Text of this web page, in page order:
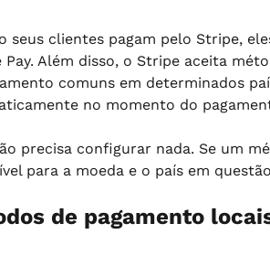
seus clientes pagam pelo Stripe,
Pay. Além disso, o Stripe aceita
comuns em determinados
no momento do
precisa configurar nada. Se um
para a moeda e o país em
de pagamento